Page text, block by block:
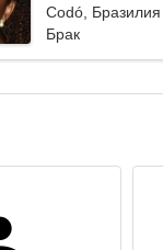
ски заедно
Codó, Бразилия
Брак